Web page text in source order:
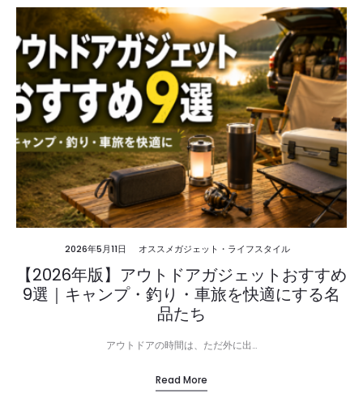
2026年5月11日 オススメガジェット・ライフスタイル
【2026年版】アウトドアガジェットおすすめ
9選｜キャンプ・釣り・車旅を快適にする名
品たち
アウトドアの時間は、ただ外に出…
Read More